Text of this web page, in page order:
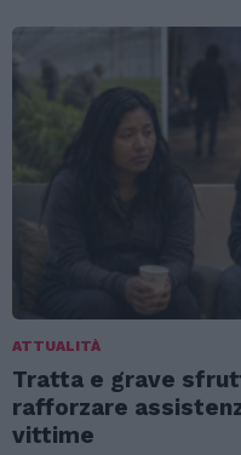
ATTUALITÀ
Tratta e grave
rafforzare
vittime